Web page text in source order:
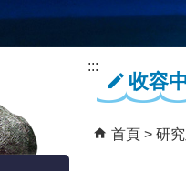
:::
收容
首頁 研